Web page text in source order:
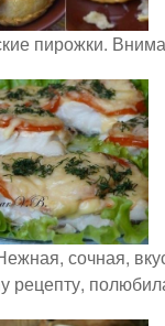
пирожки.
сочная,
рецепту,